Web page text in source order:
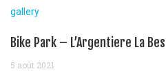
gallery
Bike Park – L’Argentiere La
5 août 2021